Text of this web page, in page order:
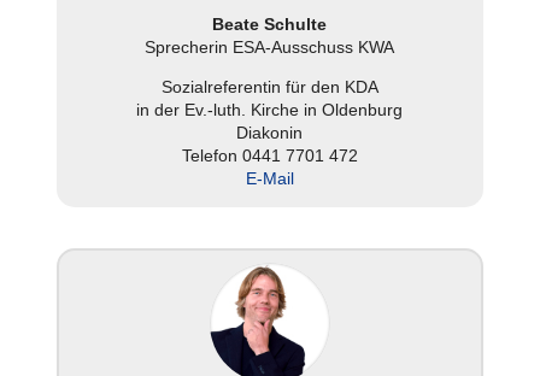
Beate Schulte
Spre­che­rin ESA-Aus­schuss KWA
Sozi­al­re­fe­ren­tin für den KDA
in der Ev.-luth. Kirche in Olden­burg
Diakonin
Telefon 0441 7701 472
E‑Mail